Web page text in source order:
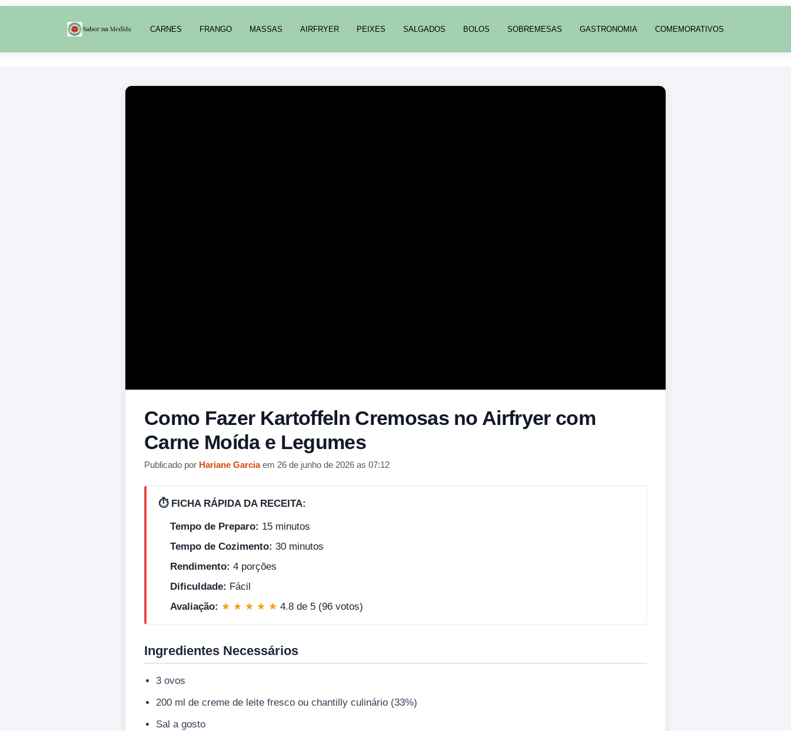
CARNES FRANGO MASSAS AIRFRYER PEIXES SALGADOS BOLOS SOBREMESAS GASTRONOMIA COMEMORATIVOS
Como Fazer Kartoffeln Cremosas no Airfryer com
Carne Moída e Legumes
Publicado por Hariane Garciaem 26 de junho de 2026 as 07:12
⏱️ FICHA RÁPIDA DA RECEITA:
Tempo de Preparo: 15 minutos
Tempo de Cozimento: 30 minutos
Rendimento: 4 porções
Dificuldade: Fácil
Avaliação: ★ ★ ★ ★ ★ 4.8 de 5 (96 votos)
Ingredientes Necessários
3 ovos
200 ml de creme de leite fresco ou chantilly culinário (33%)
Sal a gosto